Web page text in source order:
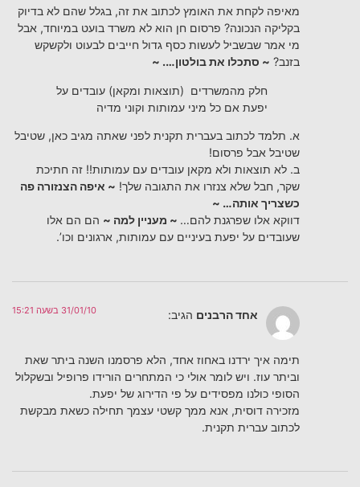
מאיפה לקחת את האומץ לכתוב את זה, בגלל שהם לא בדיוק
בקליקה הנכונה? פרסום חן הוא לא משרד בועט במיוחד, אבל
מי אמר שבשביל לעשות כסף גדול חייבים לבעוט ולקשקש
בזנב? ~ סתכלו את בולטון…. ~
חלק מהמשרדים (תוצאות ומקאן) עובדים על
יפעת אם כל מיני עמותות וקוני מדיה
א. תלמד לכתוב בעברית תקנית לפני שאתה מגיב כאן, שטיבל
שטיבל אבל פרסום!
ב. לא תוצאות ולא מקאן עובדים עם עמותות!! זה חתיכת
שקר, חבל שלא צנזרו את התגובה שלך! ~ איפה הצנזורה פה
כשצריך אותה… ~
דווקא אלו שפרגנת להם… ~ מעניין למה ~ הם הם אלו
שעובדים על יפעת בעיניים עם עמותות, ארגונים וכו’.
אחד הרבנים הגיב: 31/01/10 בשעה 15:21
תימה איך ירדנו באחוז אחד, הלא פרסמנו השנה ביתר שאת
וביתר עוז. ויש לומר אולי כי המתחרים הורידו פרופיל ובשקלול
הסופי כולנו מפסידים על פי הדירוג של יפעת.
מזכירה דוסית, אנא ממך קשטי עצמך תחילה כשאת מבקשת
לכתוב עברית תקנית.